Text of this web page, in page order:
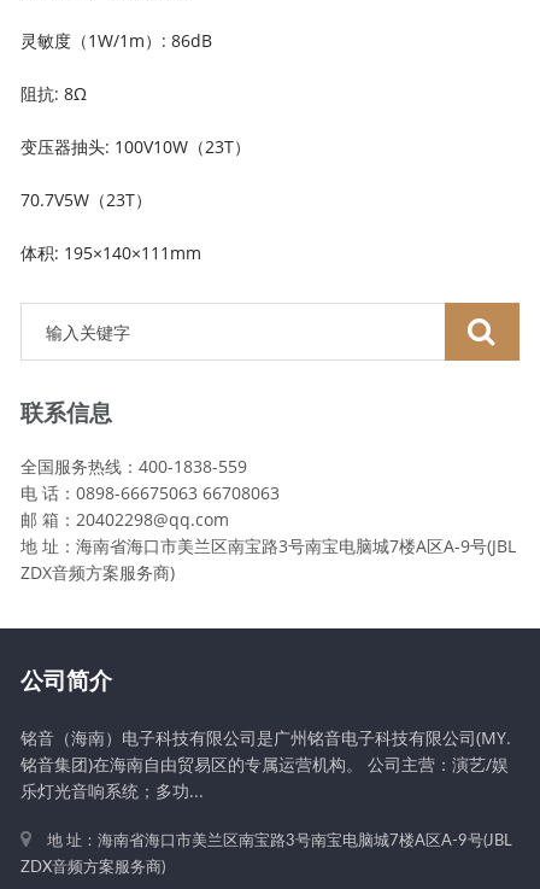
灵敏度（1W/1m）: 86dB
阻抗: 8Ω
变压器抽头: 100V10W（23T）
70.7V5W（23T）
体积: 195×140×111mm
联系信息
全国服务热线：400-1838-559
电 话：0898-66675063 66708063
邮 箱：20402298@qq.com
地 址：海南省海口市美兰区南宝路3号南宝电脑城7楼A区A-9号(JBL
ZDX音频方案服务商)
公司简介
铭音（海南）电子科技有限公司是广州铭音电子科技有限公司(MY.
铭音集团)在海南自由贸易区的专属运营机构。 公司主营：演艺/娱
乐灯光音响系统；多功...
地 址：海南省海口市美兰区南宝路3号南宝电脑城7楼A区A-9号(JBL
ZDX音频方案服务商)